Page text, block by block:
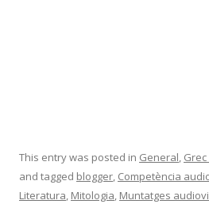
This entry was posted in General, Grec
and tagged blogger, Competència
Literatura, Mitologia, Muntatges